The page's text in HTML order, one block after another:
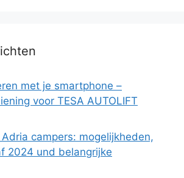
met je smartphone –
voor TESA AUTOLIFT
campers: mogelijkheden,
2024 und belangrijke